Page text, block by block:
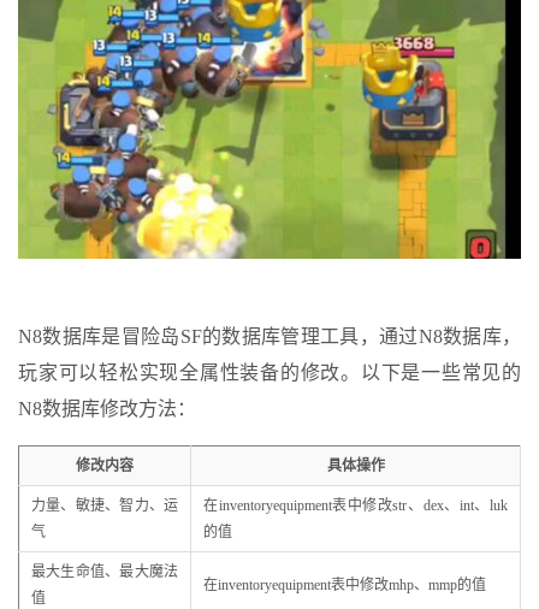
N8数据库是冒险岛SF的数据库管理工具，通过N8数据库，
玩家可以轻松实现全属性装备的修改。以下是一些常见的
N8数据库修改方法：
修改内容 具体操作
力量、敏捷、智力、运
气
在inventoryequipment表中修改str、dex、int、luk
的值
最大生命值、最大魔法
值
在inventoryequipment表中修改mhp、mmp的值